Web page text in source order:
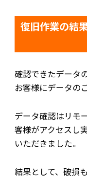
復旧作業の結
確認できたデータ
お客様にデータの
データ確認はリモ
客様がアクセスし
いただきました。
結果として、破損